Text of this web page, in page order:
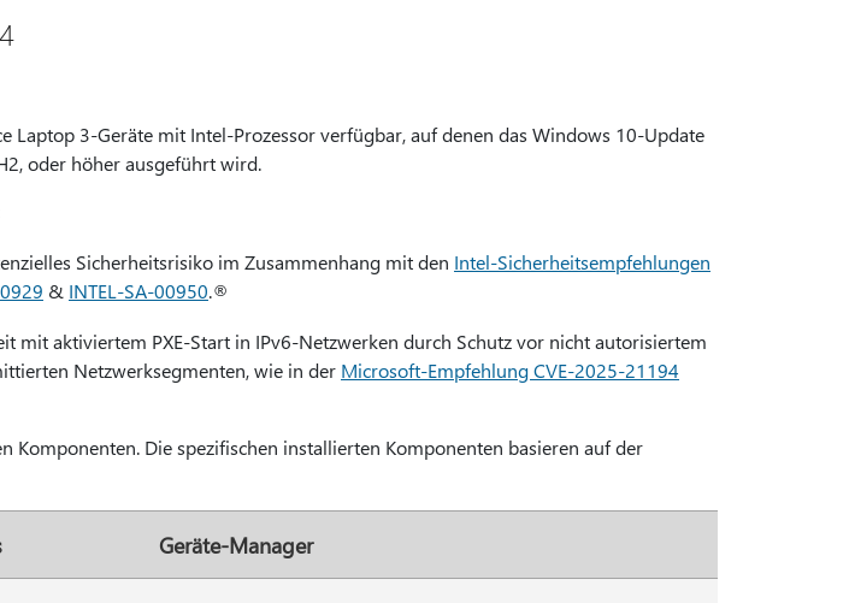
Laptop 3-Geräte mit Intel-Prozessor verfügbar, auf denen das Windows 10-Update
oder höher ausgeführt wird.
Sicherheitsrisiko im Zusammenhang mit den Intel-Sicherheitsempfehlungen
& INTEL-SA-00950.®
mit aktiviertem PXE-Start in IPv6-Netzwerken durch Schutz vor nicht autorisiertem
Netzwerksegmenten, wie in der Microsoft-Empfehlung CVE-2025-21194
Komponenten. Die spezifischen installierten Komponenten basieren auf der
Geräte-Manager